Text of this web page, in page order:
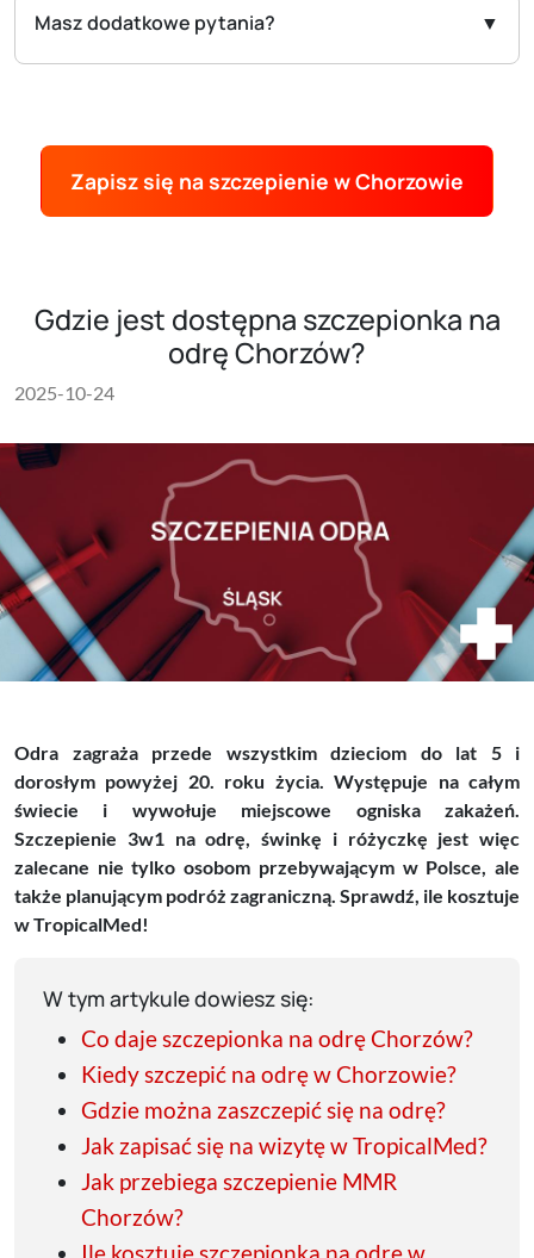
Masz dodatkowe pytania?
Zapisz się na szczepienie w Chorzowie
Gdzie jest dostępna szczepionka na
odrę Chorzów?
2025-10-24
Odra zagraża przede wszystkim dzieciom do lat 5 i
dorosłym powyżej 20. roku życia. Występuje na całym
świecie i wywołuje miejscowe ogniska zakażeń.
Szczepienie 3w1 na odrę, świnkę i różyczkę jest więc
zalecane nie tylko osobom przebywającym w Polsce, ale
także planującym podróż zagraniczną. Sprawdź, ile kosztuje
w TropicalMed!
W tym artykule dowiesz się:
Co daje szczepionka na odrę Chorzów?
Kiedy szczepić na odrę w Chorzowie?
Gdzie można zaszczepić się na odrę?
Jak zapisać się na wizytę w TropicalMed?
Jak przebiega szczepienie MMR
Chorzów?